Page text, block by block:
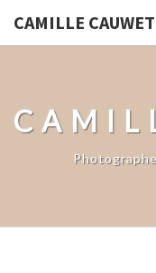
CAMILLE CAUWET